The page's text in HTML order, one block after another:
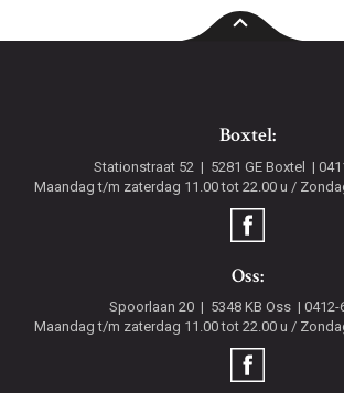
Boxtel:
Stationstraat 52 5281 GE Boxtel
Maandag t/m zaterdag 11.00 tot 22.00 u /
Oss:
Spoorlaan 20 5348 KB Oss
0412-
Maandag t/m zaterdag 11.00 tot 22.00 u /